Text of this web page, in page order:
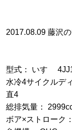
2017.08.09 藤沢
型式： いすゞ
水冷4サイクルデ
直4
総排気量：
ボア×ストローク